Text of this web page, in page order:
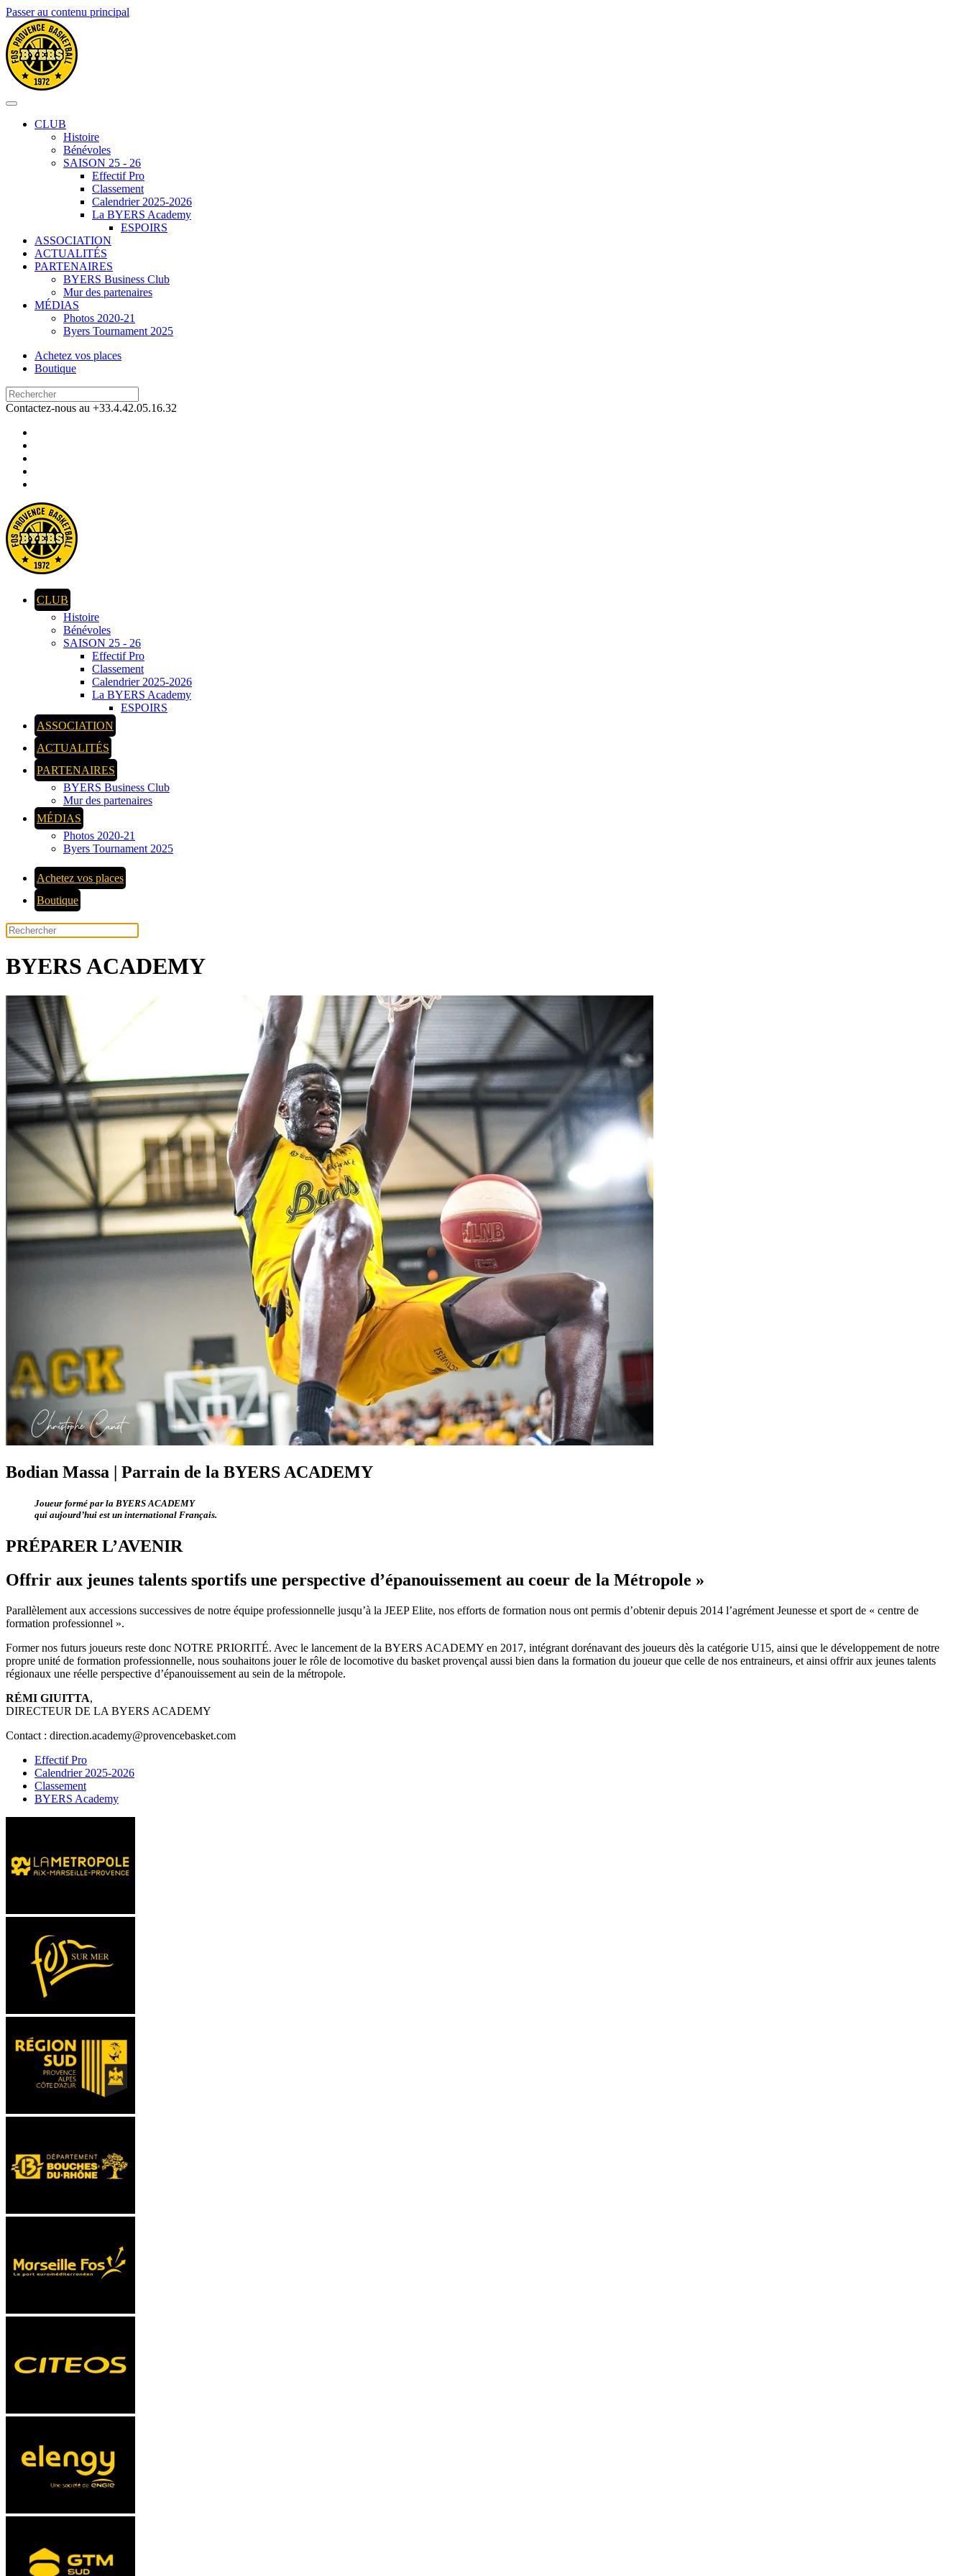
Passer au contenu principal
CLUB
Histoire
Bénévoles
SAISON 25 - 26
Effectif Pro
Classement
Calendrier 2025-2026
La BYERS Academy
ESPOIRS
ASSOCIATION
ACTUALITÉS
PARTENAIRES
BYERS Business Club
Mur des partenaires
MÉDIAS
Photos 2020-21
Byers Tournament 2025
Achetez vos places
Boutique
Contactez-nous au +33.4.42.05.16.32
CLUB
Histoire
Bénévoles
SAISON 25 - 26
Effectif Pro
Classement
Calendrier 2025-2026
La BYERS Academy
ESPOIRS
ASSOCIATION
ACTUALITÉS
PARTENAIRES
BYERS Business Club
Mur des partenaires
MÉDIAS
Photos 2020-21
Byers Tournament 2025
Achetez vos places
Boutique
BYERS ACADEMY
Bodian Massa | Parrain de la BYERS ACADEMY
Joueur formé par la BYERS ACADEMY
qui aujourd’hui est un international Français.
PRÉPARER L’AVENIR
Offrir aux jeunes talents sportifs une perspective d’épanouissement au coeur de la Métropole »
Parallèlement aux accessions successives de notre équipe professionnelle jusqu’à la JEEP Elite, nos efforts de formation nous ont permis d’obtenir depuis 2014 l’agrément Jeunesse et sport de « centre de
formation professionnel ».
Former nos futurs joueurs reste donc NOTRE PRIORITÉ. Avec le lancement de la BYERS ACADEMY en 2017, intégrant dorénavant des joueurs dès la catégorie U15, ainsi que le développement de notre
propre unité de formation professionnelle, nous souhaitons jouer le rôle de locomotive du basket provençal aussi bien dans la formation du joueur que celle de nos entraineurs, et ainsi offrir aux jeunes talents
régionaux une réelle perspective d’épanouissement au sein de la métropole.
RÉMI GIUITTA,
DIRECTEUR DE LA BYERS ACADEMY
Contact : direction.academy@provencebasket.com
Effectif Pro
Calendrier 2025-2026
Classement
BYERS Academy